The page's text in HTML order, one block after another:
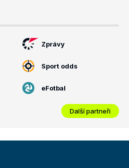
Zprávy
Sport odds
eFotbal
Další partneři